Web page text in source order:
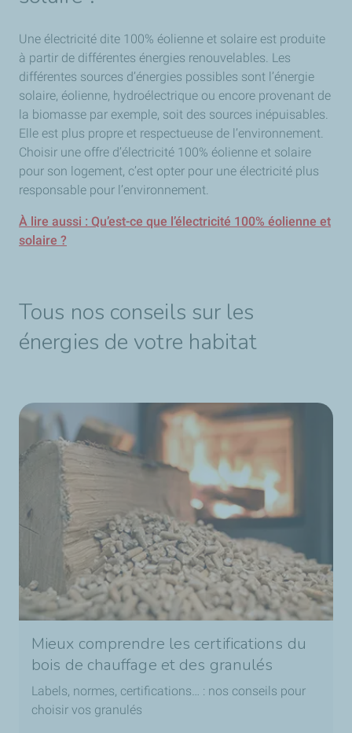
Une électricité dite 100% éolienne et solaire est produite
à partir de différentes énergies renouvelables. Les
différentes sources d’énergies possibles sont l’énergie
solaire, éolienne, hydroélectrique ou encore provenant de
la biomasse par exemple, soit des sources inépuisables.
Elle est plus propre et respectueuse de l’environnement.
Choisir une offre d’électricité 100% éolienne et solaire
pour son logement, c’est opter pour une électricité plus
responsable pour l’environnement.
À lire aussi : Qu’est-ce que l’électricité 100% éolienne et
solaire ?
Tous nos conseils sur les
énergies de votre habitat
Mieux comprendre les certifications du
bois de chauffage et des granulés
Labels, normes, certifications… : nos conseils pour
choisir vos granulés